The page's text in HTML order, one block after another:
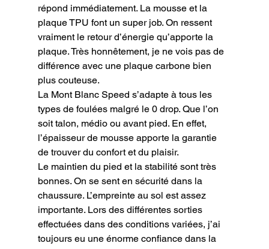
répond immédiatement. La mousse et la
plaque TPU font un super job. On ressent
vraiment le retour d’énergie qu’apporte la
plaque. Très honnêtement, je ne vois pas de
différence avec une plaque carbone bien
plus couteuse.
La Mont Blanc Speed s’adapte à tous les
types de foulées malgré le 0 drop. Que l’on
soit talon, médio ou avant pied. En effet,
l’épaisseur de mousse apporte la garantie
de trouver du confort et du plaisir.
Le maintien du pied et la stabilité sont très
bonnes. On se sent en sécurité dans la
chaussure. L’empreinte au sol est assez
importante. Lors des différentes sorties
effectuées dans des conditions variées, j’ai
toujours eu une énorme confiance dans la